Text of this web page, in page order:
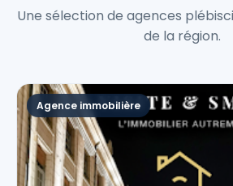
Une sélection de agences
de la région.
Agence immobilière